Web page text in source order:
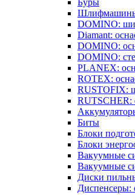
Буры
Шлифмашины
DOMINO:
Diamant:
DOMINO:
DOMINO:
PLANEX:
ROTEX:
RUSTOFIX:
RUTSCHER:
Биты
Блоки
Блоки
Вакуумные
Вакуумные
Диски
Диспенсеры: